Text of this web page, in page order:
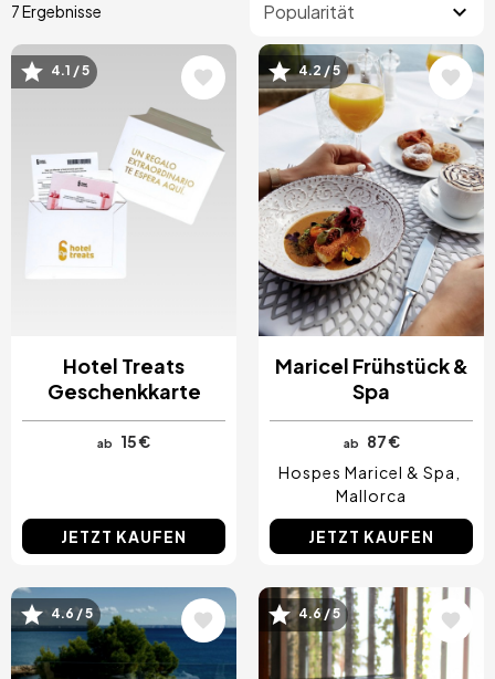
7 Ergebnisse
Bild4.1 / 5
Hotel Treats
Geschenkkarte
ab 15 €
JETZT KAUFEN
Bild4.2 / 5
Maricel Frühstück &
Spa
ab
87 €
Hospes Maricel & Spa
Mallorca
JETZT KAUFEN
Bild4.6 / 5 Bild4.6 / 5